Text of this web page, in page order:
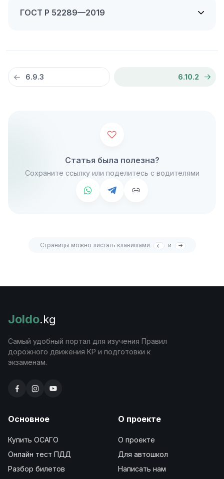
ГОСТ Р 52289—2019
6.9.3 6.10.2
Статья была полезна?
Сохраните ссылку или поделитесь с водителями
Страницы можно листать клавишами и
Joldo.kg
Самый удобный портал для изучения Правил
дорожного движения КР и подготовки к
экзаменам.
Основное
Купить ОСАГО
Онлайн тест ПДД
Разбор билетов
О проекте
О проекте
Для автошкол
Написать нам